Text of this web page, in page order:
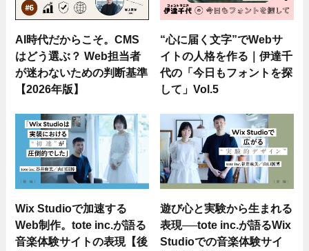
AI時代だからこそ。CMS
はどう選ぶ？ Web担当者
が迷わないための判断基準
【2026年版】
“心に届く文字”でWebサ
イトの人格を作る｜伊達千
代の「今日もフォントを探
して」Vol.5
Wix Studioで加速する
Web制作。tote inc.が語る
音楽体験サイトの表現【後
遊び心と実験から生まれる
表現──tote inc.が語るWix
Studioでの音楽体験サイ